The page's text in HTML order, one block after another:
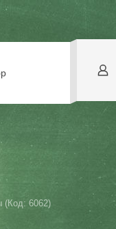
(Код: 6062)